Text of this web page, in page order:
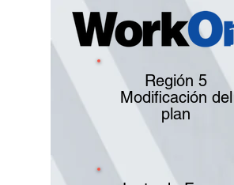
Región 5
Modificación del
plan